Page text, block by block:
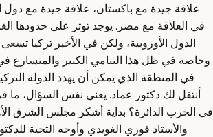
علاقة جيدة مع باكستان، علاقة جيدة مع دول
في العلاقة مع مصر. يوجد توتر على حدودها
الدول الأوروبية، ولكن في الأخير تركيا
وخاصة في ظل هذا التنامي الكبير والمتسارع
في المنطقة الذي يمكن أن يهدد الدولة
أنتقل لك دكتور عماد. يعني نفس السؤال، ما
في الحرب الدائرة؟ بداية أشكر مجلس الشرق
والأستاذ فوزي الغويدي وأوجه التحية